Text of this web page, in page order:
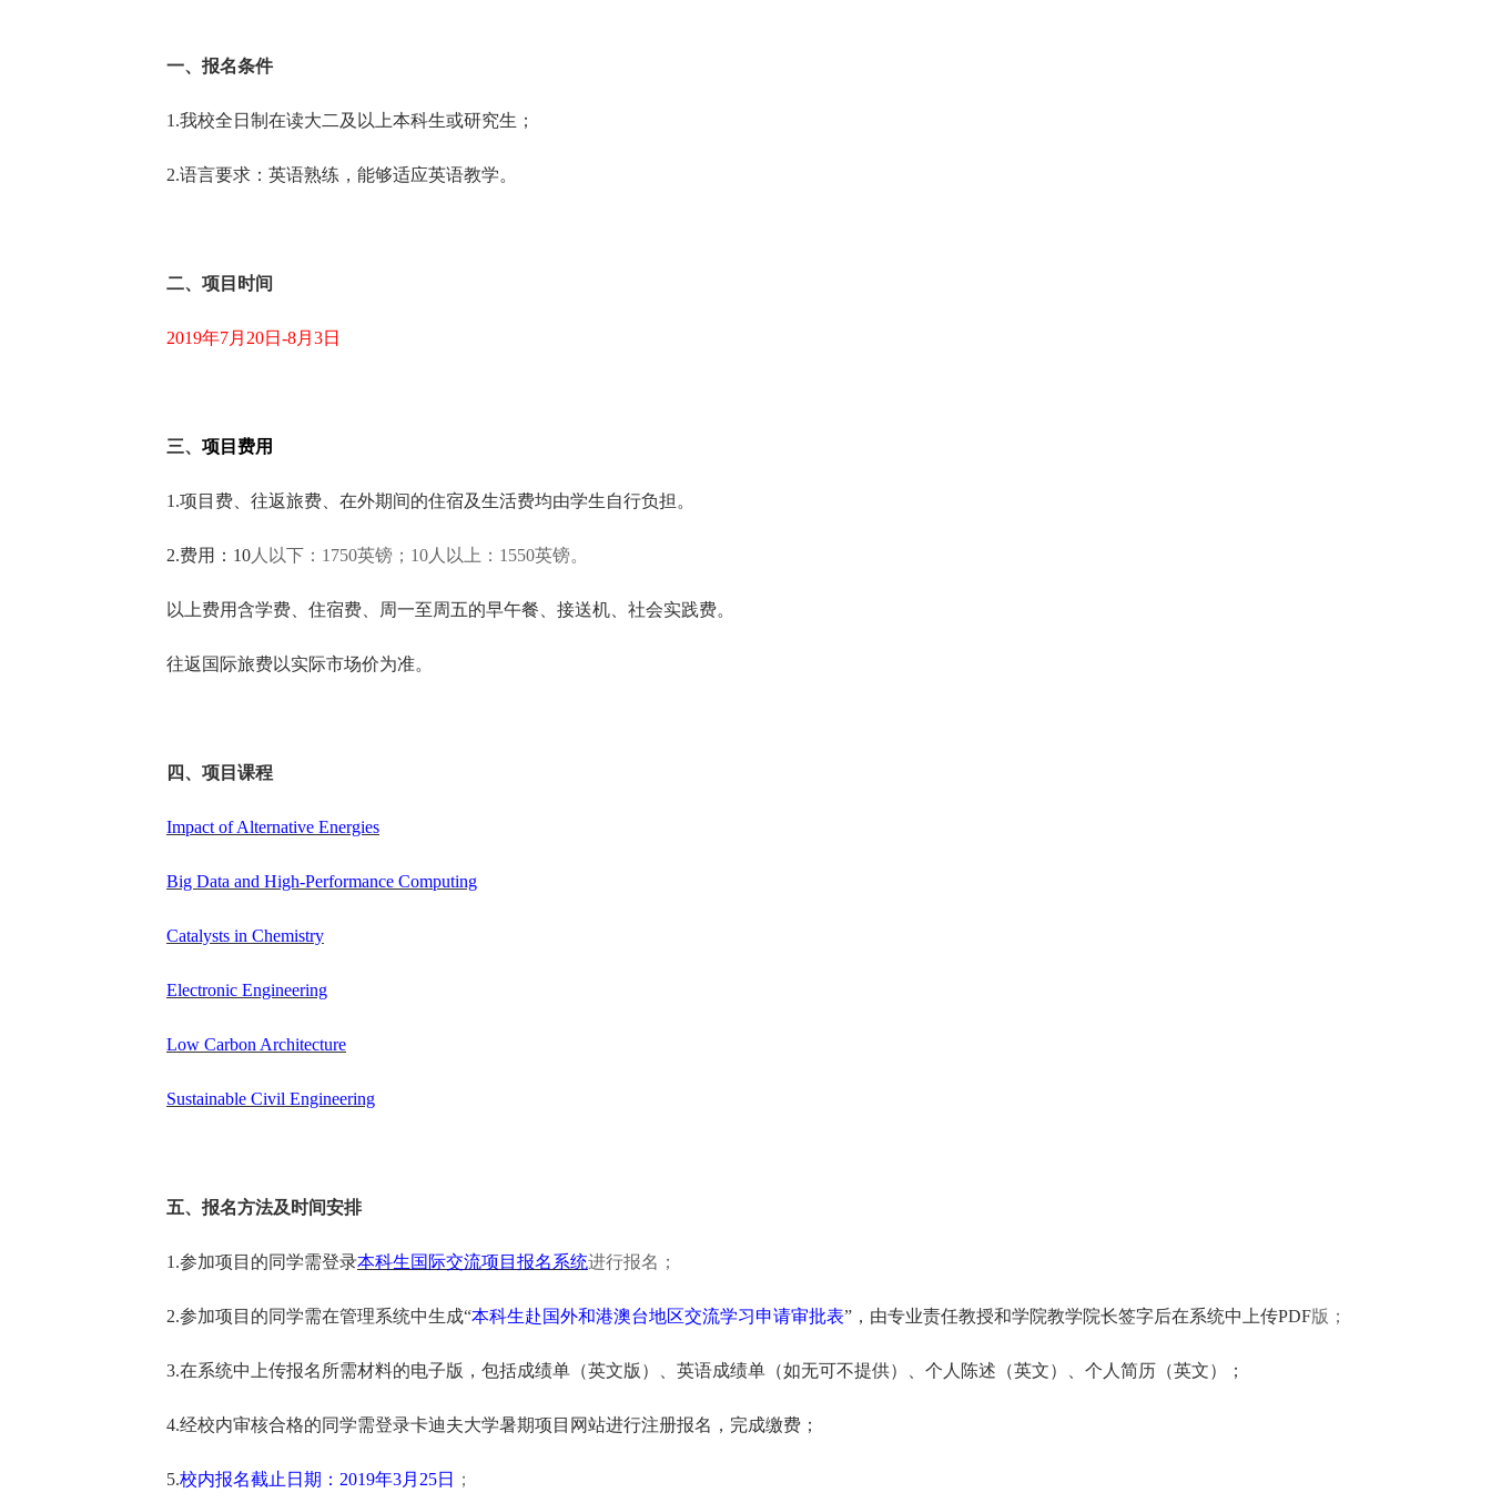
一、报名条件
1.我校全日制在读大二及以上本科生或研究生；
2.语言要求：英语熟练，能够适应英语教学。
二、 项目时间
2019年7月20日-8月3日
三、 项目费用
1.项目费、往返旅费、在外期间的住宿及生活费均由学生自行负担。
2.费用：10 人以下：1750英镑；10人以上：1550英镑。
以上费用含学费、住宿费、周一至周五的早午餐、接送机、社会实践费。
往返国际旅费以实际市场价为准。
四、项目课程
Impact of Alternative Energies
Big Data and High-Performance Computing
Catalysts in Chemistry
Electronic Engineering
Low Carbon Architecture
Sustainable Civil Engineering
五、报名方法及时间安排
1.参加项目的同学需登录本科生国际交流项目报名系统进行报名；
2.参加项目的同学需在管理系统中生成“本科生赴国外和港澳台地区交流学习申请审批表”，由专业责任教授和学院教学院长签字后在系统中上传PDF版；
3.在系统中上传报名所需材料的电子版，包括成绩单（英文版）、英语成绩单（如无可不提供）、个人陈述（英文）、个人简历（英文）；
4.经校内审核合格的同学需登录卡迪夫大学暑期项目网站进行注册报名，完成缴费；
5.校内报名截止日期：2019年3月25日 ；